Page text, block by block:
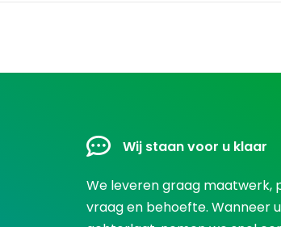
Wij staan voor u klaar
We leveren graag maatwerk,
vraag en behoefte. Wanneer